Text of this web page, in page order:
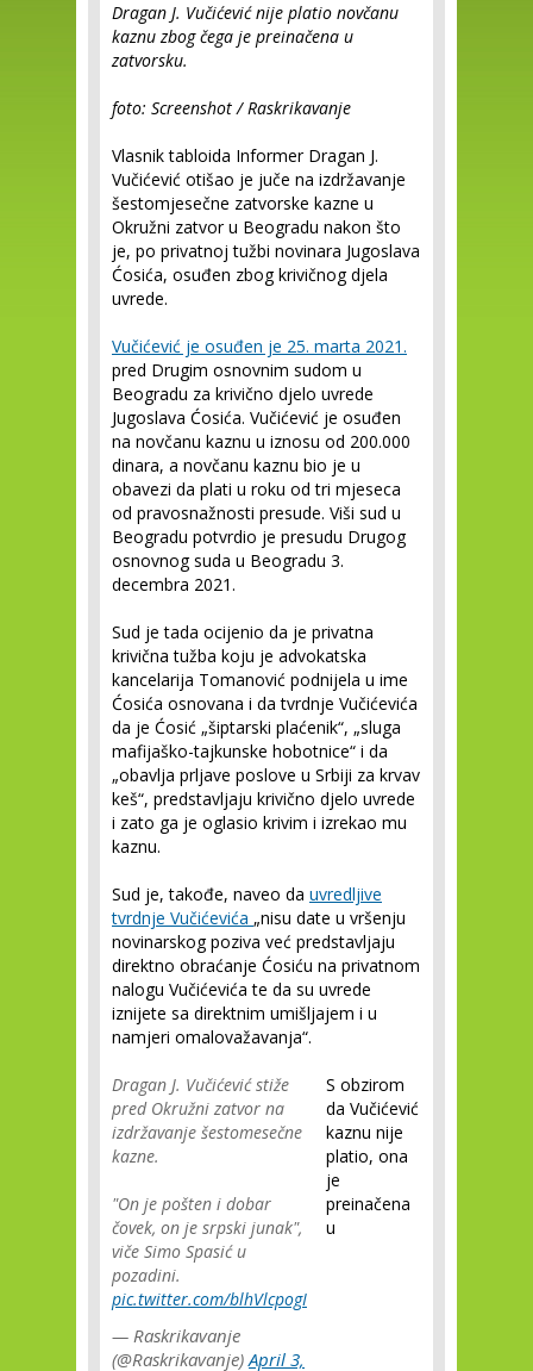
Dragan J. Vučićević nije platio novčanu
kaznu zbog čega je preinačena u
zatvorsku.
foto: Screenshot / Raskrikavanje
Vlasnik tabloida Informer Dragan J.
Vučićević otišao je juče na izdržavanje
šestomjesečne zatvorske kazne u
Okružni zatvor u Beogradu nakon što
je, po privatnoj tužbi novinara Jugoslava
Ćosića, osuđen zbog krivičnog djela
uvrede.
Vučićević je osuđen je 25. marta 2021.
pred Drugim osnovnim sudom u
Beogradu za krivično djelo uvrede
Jugoslava Ćosića. Vučićević je osuđen
na novčanu kaznu u iznosu od 200.000
dinara, a novčanu kaznu bio je u
obavezi da plati u roku od tri mjeseca
od pravosnažnosti presude. Viši sud u
Beogradu potvrdio je presudu Drugog
osnovnog suda u Beogradu 3.
decembra 2021.
Sud je tada ocijenio da je privatna
krivična tužba koju je advokatska
kancelarija Tomanović podnijela u ime
Ćosića osnovana i da tvrdnje Vučićevića
da je Ćosić „šiptarski plaćenik“, „sluga
mafijaško-tajkunske hobotnice“ i da
„obavlja prljave poslove u Srbiji za krvav
keš“, predstavljaju krivično djelo uvrede
i zato ga je oglasio krivim i izrekao mu
kaznu.
Sud je, takođe, naveo da uvredljive
tvrdnje Vučićevića „nisu date u vršenju
novinarskog poziva već predstavljaju
direktno obraćanje Ćosiću na privatnom
nalogu Vučićevića te da su uvrede
iznijete sa direktnim umišljajem i u
namjeri omalovažavanja“.
Dragan J. Vučićević stiže
pred Okružni zatvor na
izdržavanje šestomesečne
kazne.
"On je pošten i dobar
čovek, on je srpski junak",
viče Simo Spasić u
pozadini.
pic.twitter.com/blhVlcpogI
— Raskrikavanje
(@Raskrikavanje)April 3,
S obzirom
da Vučićević
kaznu nije
platio, ona
je
preinačena
u